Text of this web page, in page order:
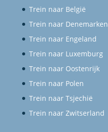
Trein naar België
Trein naar Denemarken
Trein naar Engeland
Trein naar Luxemburg
Trein naar Oostenrijk
Trein naar Polen
Trein naar Tsjechië
Trein naar Zwitserland